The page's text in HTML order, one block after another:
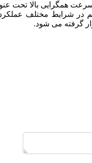
همگرایی بالا تحت
در شرایط مختلف
گرفته می شود.